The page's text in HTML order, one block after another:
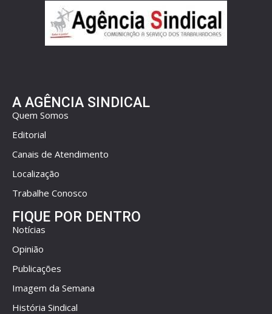
A AGÊNCIA SINDICAL
Quem Somos
Editorial
Canais de Atendimento
Localização
Trabalhe Conosco
FIQUE POR DENTRO
Notícias
Opinião
Publicações
Imagem da Semana
História Sindical